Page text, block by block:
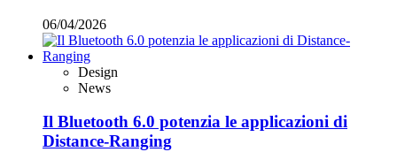
06/04/2026
Design
News
Il Bluetooth 6.0 potenzia le applicazioni di
Distance-Ranging